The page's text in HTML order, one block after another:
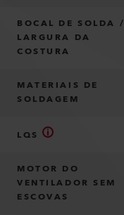
BOCAL DE SOLDA /
LARGURA DA
COSTURA
MATERIAIS DE
SOLDAGEM
LQS
MOTOR DO
VENTILADOR SEM
ESCOVAS